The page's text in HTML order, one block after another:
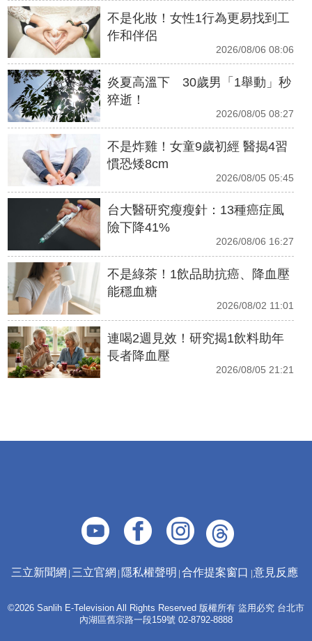
不是化妝！女性1行為更易找到工
作和伴侶
2026/08/06 08:06
炎夏高溫下 30歲男「1舉動」秒
猝逝！
2026/08/05 08:27
不是炸雞！女童9歲初經 醫揭4習
慣恐矮8cm
2026/08/05 05:45
台大醫研究瘦瘦針：13種癌症風
險下降41%
2026/08/06 16:27
不是綠茶！1飲品助抗癌、降血壓
能穩血糖
2026/08/02 11:01
連喝2週見效！研究揭1飲料助年
長者降血壓
2026/08/05 21:21
三立新聞網 三立官網 隱私權聲明 合作提案窗口 意見反應
©2026 Sanlih E-Television All Rights Reserved 版權所有 盜用必究 台北市
內湖區舊宗路一段159號 02-8792-8888